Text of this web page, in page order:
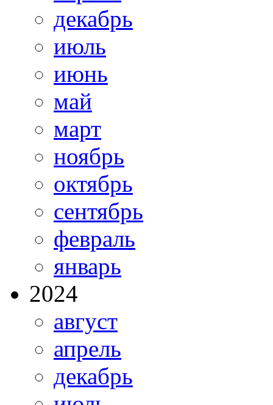
декабрь
июль
июнь
май
март
ноябрь
октябрь
сентябрь
февраль
январь
2024
август
апрель
декабрь